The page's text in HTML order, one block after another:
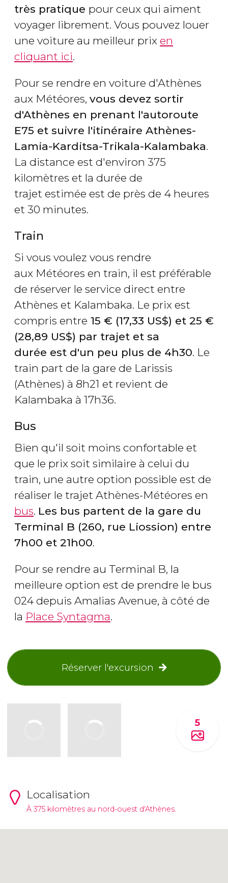
très pratique pour ceux qui aiment
voyager librement. Vous pouvez louer
une voiture au meilleur prix en
cliquant ici.
Pour se rendre en voiture d'Athènes
aux Météores, vous devez sortir
d'Athènes en prenant l'autoroute
E75 et suivre l'itinéraire Athènes-
Lamia-Karditsa-Trikala-Kalambaka.
La distance est d'environ 375
kilomètres et la durée de
trajet estimée est de près de 4 heures
et 30 minutes.
Train
Si vous voulez vous rendre
aux Météores en train, il est préférable
de réserver le service direct entre
Athènes et Kalambaka. Le prix est
compris entre 15 € (17,33 US$) et 25 €
(28,89 US$) par trajet et sa
durée est d'un peu plus de 4h30. Le
train part de la gare de Larissis
(Athènes) à 8h21 et revient de
Kalambaka à 17h36.
Bus
Bien qu'il soit moins confortable et
que le prix soit similaire à celui du
train, une autre option possible est de
réaliser le trajet Athènes-Météores en
bus. Les bus partent de la gare du
Terminal B (260, rue Liossion) entre
7h00 et 21h00.
Pour se rendre au Terminal B, la
meilleure option est de prendre le bus
024 depuis Amalias Avenue, à côté de
la Place Syntagma.
Réserver l'excursion
5
Localisation
À 375 kilomètres au nord-ouest d'Athènes.